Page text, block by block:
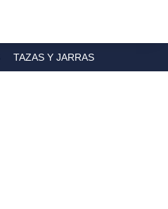
TAZAS Y JARRAS